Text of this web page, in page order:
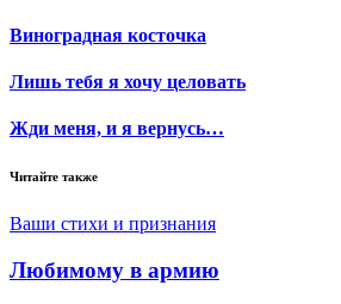
Виноградная косточка
Лишь тебя я хочу целовать
Жди меня, и я вернусь…
Читайте также
Ваши стихи и признания
Любимому в армию